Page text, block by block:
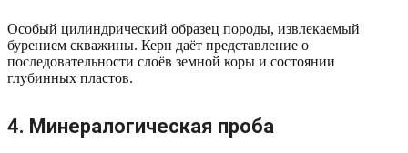
Особый цилиндрический образец породы, извлекаемый
бурением скважины. Керн даёт представление о
последовательности слоёв земной коры и состоянии
глубинных пластов.
4. Минералогическая проба